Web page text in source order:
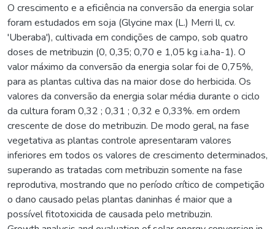
O crescimento e a eficiência na conversão da energia solar
foram estudados em soja (Glycine max (L.) Merri ll, cv.
'Uberaba'), cultivada em condições de campo, sob quatro
doses de metribuzin (0, 0,35; 0,70 e 1,05 kg i.a.ha-1). O
valor máximo da conversão da energia solar foi de 0,75%,
para as plantas cultiva das na maior dose do herbicida. Os
valores da conversão da energia solar média durante o ciclo
da cultura foram 0,32 ; 0,31 ; 0,32 e 0,33%. em ordem
crescente de dose do metribuzin. De modo geral, na fase
vegetativa as plantas controle apresentaram valores
inferiores em todos os valores de crescimento determinados,
superando as tratadas com metribuzin somente na fase
reprodutiva, mostrando que no período crítico de competição
o dano causado pelas plantas daninhas é maior que a
possível fitotoxicida de causada pelo metribuzin.